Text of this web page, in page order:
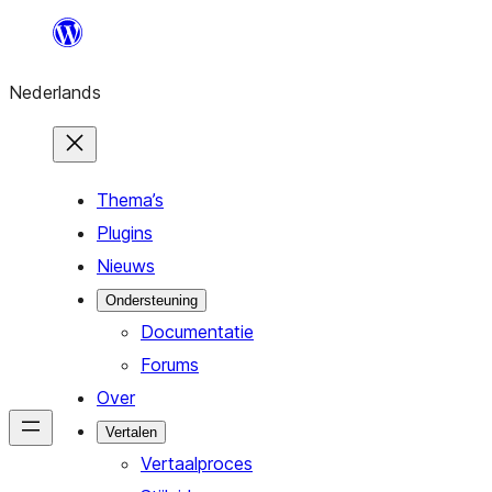
de
inhoud
Nederlands
Thema’s
Plugins
Nieuws
Ondersteuning
Documentatie
Forums
Over
Vertalen
Vertaalproces